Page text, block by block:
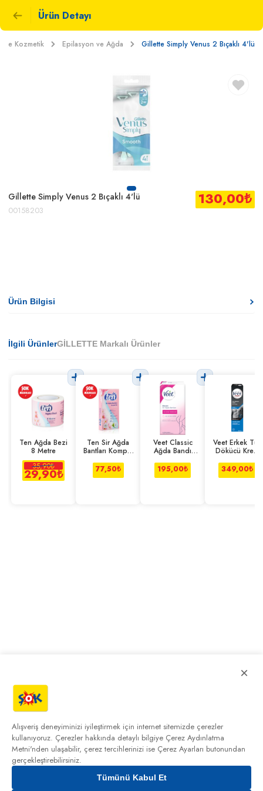
Ürün Detayı
ve Kozmetik Epilasyon ve Ağda Gillette Simply Venus 2 Bıçaklı 4'lü
Gillette Simply Venus 2 Bıçaklı 4'lü
00158203
130,00₺
Ürün Bilgisi
İlgili ÜrünlerGİLLETTE Markalı Ürünler
Ten Ağda Bezi
8 Metre
35,90₺
29,90₺
Ten Sir Ağda
Bantları Komple
77,50₺
Veet Classic
Ağda Bandı
195,00₺
Veet Erkek Tüy
Dökücü Krem
200 Ml
349,00₺
×
Alışveriş deneyiminizi iyileştirmek için internet sitemizde çerezler
kullanıyoruz. Çerezler hakkında detaylı bilgiye Çerez Aydınlatma
Metni'nden ulaşabilir, çerez tercihlerinizi ise Çerez Ayarları butonundan
gerçekleştirebilirsiniz.
Tümünü Kabul Et